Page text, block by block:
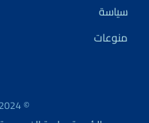
سياسة
منوعات
© 2024 Quiz Arabe